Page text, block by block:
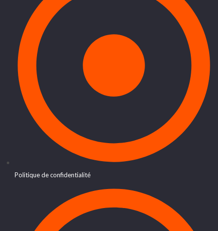
Politique de confidentialité